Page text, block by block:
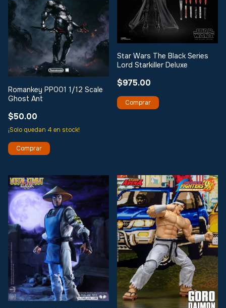
Romankey PP001 1/12 Scale
Ghost Ant
$50.00
¡Solo quedan 4 en stock!
Star Wars The Black Series
Lord Starkiller Deluxe
$975.00